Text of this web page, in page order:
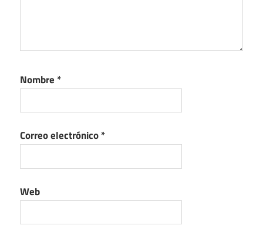
Nombre *
Correo electrónico*
Web